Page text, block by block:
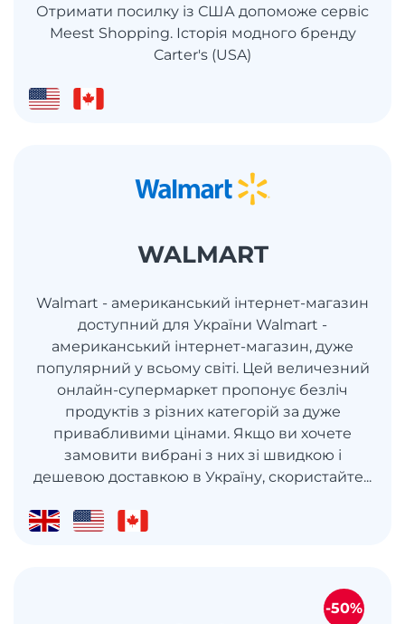
Отримати посилку із США допоможе сервіс
Meest Shopping. Історія модного бренду
Carter's (USA)
WALMART
Walmart - американський інтернет-магазин
доступний для України Walmart -
американський інтернет-магазин, дуже
популярний у всьому світі. Цей величезний
онлайн-супермаркет пропонує безліч
продуктів з різних категорій за дуже
привабливими цінами. Якщо ви хочете
замовити вибрані з них зі швидкою і
дешевою доставкою в Україну, скористайте...
-50%